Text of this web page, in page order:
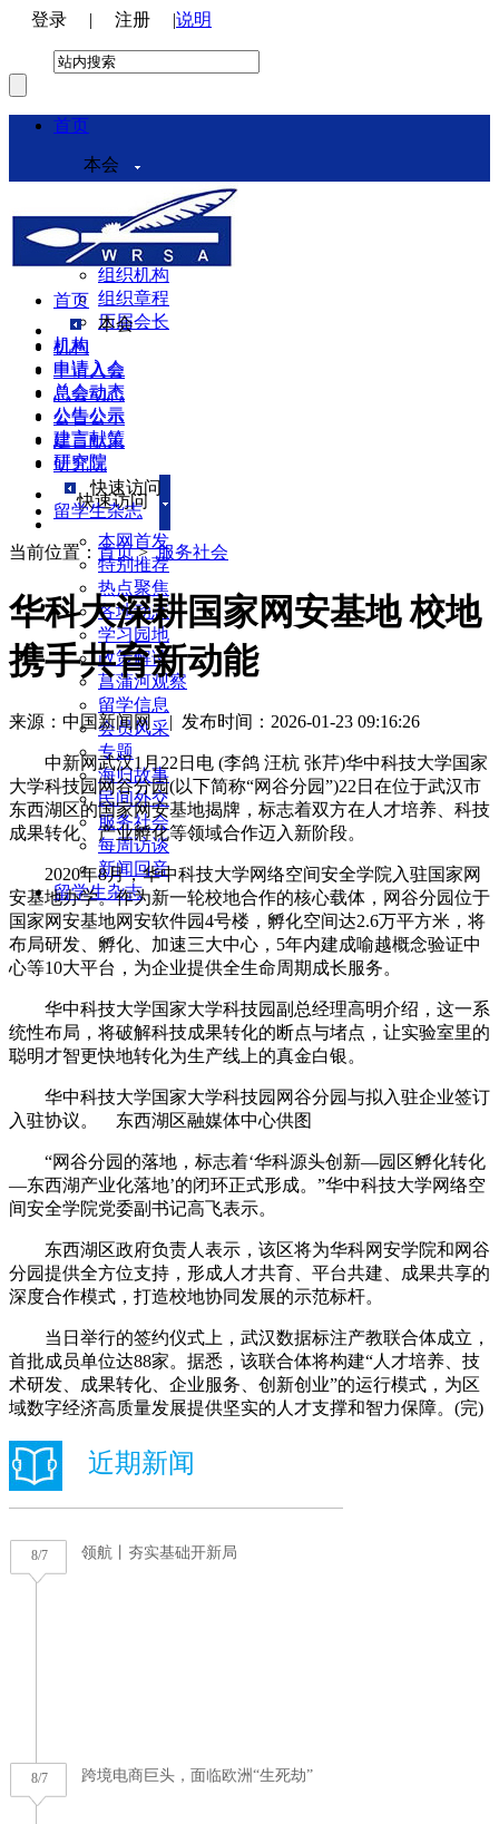
登录 | 注册 |说明
首页
本会
本会介绍
领导机构
理事会
组织机构
组织章程
历届会长
机构
申请入会
总会动态
公告公示
建言献策
研究院
快速访问
本网首发
特别推荐
热点聚焦
各地动态
学习园地
政策解读
菖蒲河观察
留学信息
会员风采
专题
海归故事
民间外交
服务社会
每周访谈
新闻回音
留学生杂志
首页
本会
机构
申请入会
总会动态
公告公示
建言献策
研究院
快速访问
留学生杂志
当前位置： 首页>服务社会
华科大深耕国家网安基地 校地
携手共育新动能
来源：中国新闻网 | 发布时间：2026-01-23 09:16:26
中新网武汉1月22日电 (李鸽 汪杭 张芹)华中科技大学国家
大学科技园网谷分园(以下简称“网谷分园”)22日在位于武汉市
东西湖区的国家网安基地揭牌，标志着双方在人才培养、科技
成果转化、产业孵化等领域合作迈入新阶段。
2020年8月，华中科技大学网络空间安全学院入驻国家网
安基地办学。作为新一轮校地合作的核心载体，网谷分园位于
国家网安基地网安软件园4号楼，孵化空间达2.6万平方米，将
布局研发、孵化、加速三大中心，5年内建成喻越概念验证中
心等10大平台，为企业提供全生命周期成长服务。
华中科技大学国家大学科技园副总经理高明介绍，这一系
统性布局，将破解科技成果转化的断点与堵点，让实验室里的
聪明才智更快地转化为生产线上的真金白银。
华中科技大学国家大学科技园网谷分园与拟入驻企业签订
入驻协议。 东西湖区融媒体中心供图
“网谷分园的落地，标志着‘华科源头创新—园区孵化转化
—东西湖产业化落地’的闭环正式形成。”华中科技大学网络空
间安全学院党委副书记高飞表示。
东西湖区政府负责人表示，该区将为华科网安学院和网谷
分园提供全方位支持，形成人才共育、平台共建、成果共享的
深度合作模式，打造校地协同发展的示范标杆。
当日举行的签约仪式上，武汉数据标注产教联合体成立，
首批成员单位达88家。据悉，该联合体将构建“人才培养、技
术研发、成果转化、企业服务、创新创业”的运行模式，为区
域数字经济高质量发展提供坚实的人才支撑和智力保障。(完)